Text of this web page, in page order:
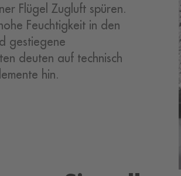
Flügel Zugluft spüren.
Feuchtigkeit in den
gestiegene
deuten auf technisch
hin.